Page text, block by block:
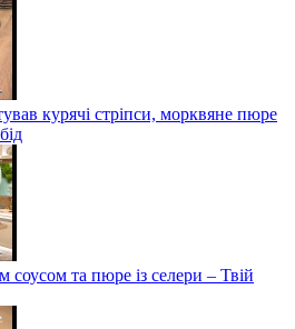
курячі стріпси, морквяне пюре
соусом та пюре із селери – Твій